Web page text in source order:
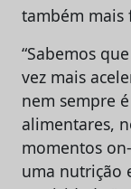
também mais
“Sabemos
vez mais
nem sempre
alimentares,
momentos
uma nutrição